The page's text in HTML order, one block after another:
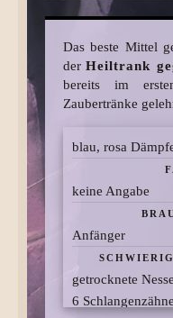
Das beste Mittel
derHeiltrank
bereits im
Zaubertränke
blau, rosa
keine Angabe
Anfänger
getrocknete
6 Schlangenzähne